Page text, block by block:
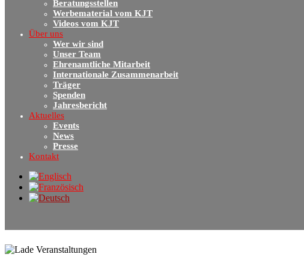
Beratungsstellen
Werbematerial vom KJT
Videos vom KJT
Über uns
Wer wir sind
Unser Team
Ehrenamtliche Mitarbeit
Internationale Zusammenarbeit
Träger
Spenden
Jahresbericht
Aktuelles
Events
News
Presse
Kontakt